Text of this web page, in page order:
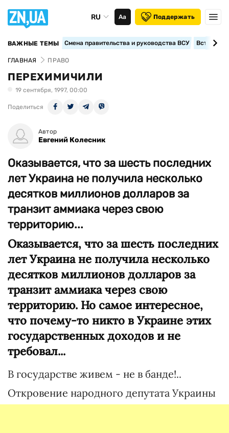
RU Аа Поддержать
ВАЖНЫЕ ТЕМЫ Смена правительства и руководства ВСУ
ГЛАВНАЯ ПРАВО
ПЕРЕХИМИЧИЛИ
19 сентября, 1997, 00:00
Поделиться
Автор
Евгений Колесник
Оказывается, что за шесть последних
лет Украина не получила несколько
десятков миллионов долларов за
транзит аммиака через свою
территорию...
Оказывается, что за шесть последних
лет Украина не получила несколько
десятков миллионов долларов за
транзит аммиака через свою
территорию. Но самое интересное,
что почему-то никто в Украине этих
государственных доходов и не
требовал...
В государстве живем - не в банде!..
Откровение народного депутата Украины